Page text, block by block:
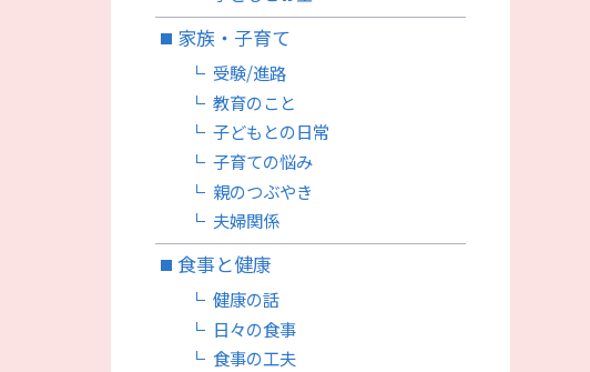
家族・子育て
受験/進路
教育のこと
子どもとの日常
子育ての悩み
親のつぶやき
夫婦関係
食事と健康
健康の話
日々の食事
食事の工夫